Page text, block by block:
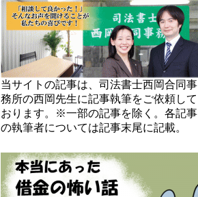
当サイトの記事は、司法書士西岡合同事
務所の西岡先生に記事執筆をご依頼して
おります。※一部の記事を除く。各記事
の執筆者については記事末尾に記載。